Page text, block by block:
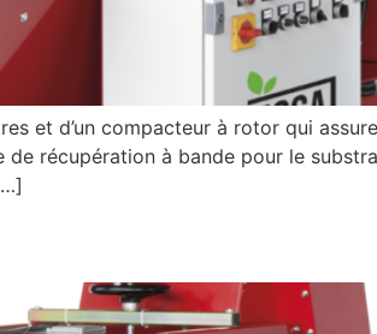
et d’un compacteur à rotor qui
de récupération à bande pour le